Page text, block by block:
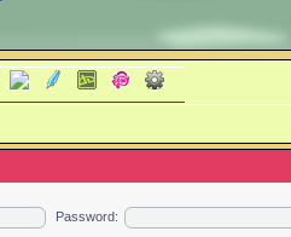
Password: